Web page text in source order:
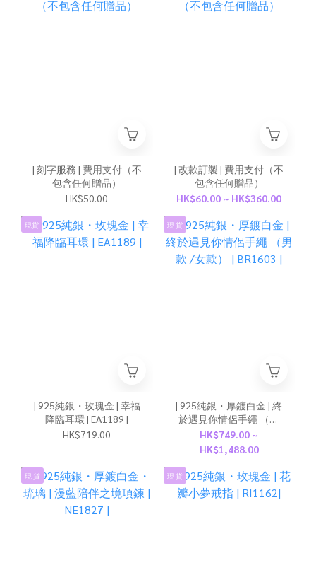
| 刻字服務 | 費用支付（不
包含任何贈品）
HK$50.00
| 改款訂製 | 費用支付（不
包含任何贈品）
HK$60.00 ~ HK$360.00
現貨
| 925純銀・玫瑰金 | 幸福
降臨耳環 | EA1189 |
HK$719.00
現 貨
| 925純銀・厚鍍白金 | 終
於遇見你情侶手繩 （男
款 /女款） | BR1603 |
HK$749.00 ~
HK$1,488.00
現 貨 現 貨